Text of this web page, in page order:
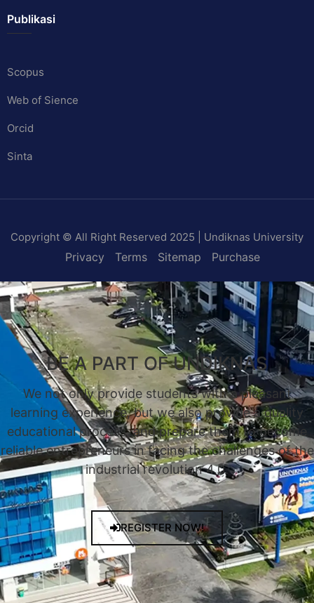
Publikasi
Scopus
Web of Sience
Orcid
Sinta
Copyright © All Right Reserved 2025 | Undiknas University
Privacy Terms Sitemap Purchase
BE A PART OF UNDIKNAS
We not only provide students with a pleasant
learning experience, but we also provide a quality
educational process, and prepare them to become
reliable entrepreneurs in facing the challenges of the
industrial revolution 4.0.
REGISTER NOW!